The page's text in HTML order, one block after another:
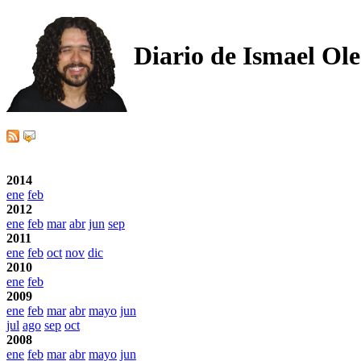
Diario de Ismael
2014
ene feb
2012
ene feb mar abr jun sep
2011
ene feb oct nov dic
2010
ene feb
2009
ene feb mar abr mayo jun
jul ago sep oct
2008
ene feb mar abr mayo jun